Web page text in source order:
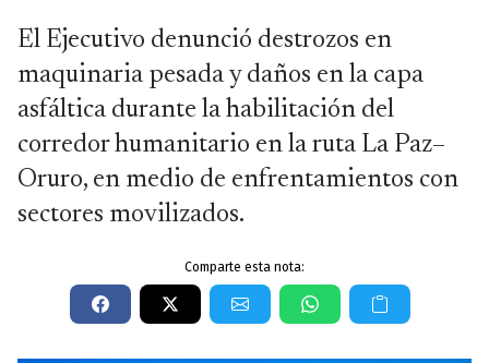
El Ejecutivo denunció destrozos en
maquinaria pesada y daños en la capa
asfáltica durante la habilitación del
corredor humanitario en la ruta La Paz–
Oruro, en medio de enfrentamientos con
sectores movilizados.
Comparte esta nota: